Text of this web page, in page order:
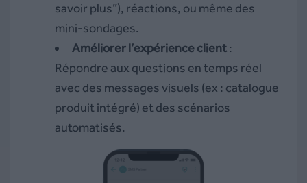
savoir plus”), réactions, ou même des
mini-sondages.
Améliorer l’expérience client:
Répondre aux questions en temps réel
avec des messages visuels (ex : catalogue
produit intégré) et des scénarios
automatisés.